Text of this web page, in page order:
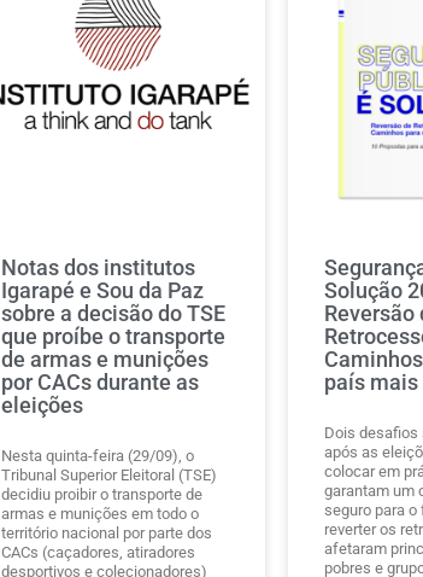
Notas dos institutos
Igarapé e Sou da Paz
sobre a decisão do TSE
que proíbe o transporte
de armas e munições
por CACs durante as
eleições
Nesta quinta-feira (29/09), o
Tribunal Superior Eleitoral (TSE)
decidiu proibir o transporte de
armas e munições em todo o
território nacional por parte dos
CACs (caçadores, atiradores
desportivos e colecionadores)
Solução
Reversão
país mais
Dois desafios
após as
colocar em
garantam um
seguro para o
reverter os
afetaram
pobres e